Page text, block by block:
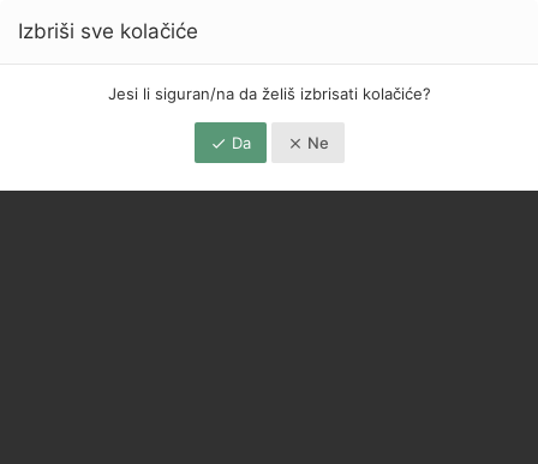
Izbriši sve kolačiće
Jesi li siguran/na da želiš izbrisati kolačiće?
Da Ne